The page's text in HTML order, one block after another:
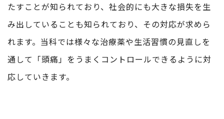
たすことが知られており、社会的にも大きな損失を生
み出していることも知られており、その対応が求めら
れます。当科では様々な治療薬や生活習慣の見直しを
通して「頭痛」をうまくコントロールできるように対
応していきます。